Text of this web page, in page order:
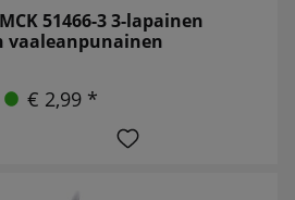
51466-3 3-lapainen
vaaleanpunainen
€ 2,99 *